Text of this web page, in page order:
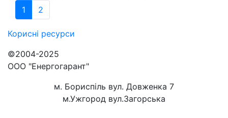
1
2
Корисні ресурси
©2004-2025
ООО "Енергогарант"
м. Бориспіль вул. Довженка 7
м.Ужгород вул.Загорська